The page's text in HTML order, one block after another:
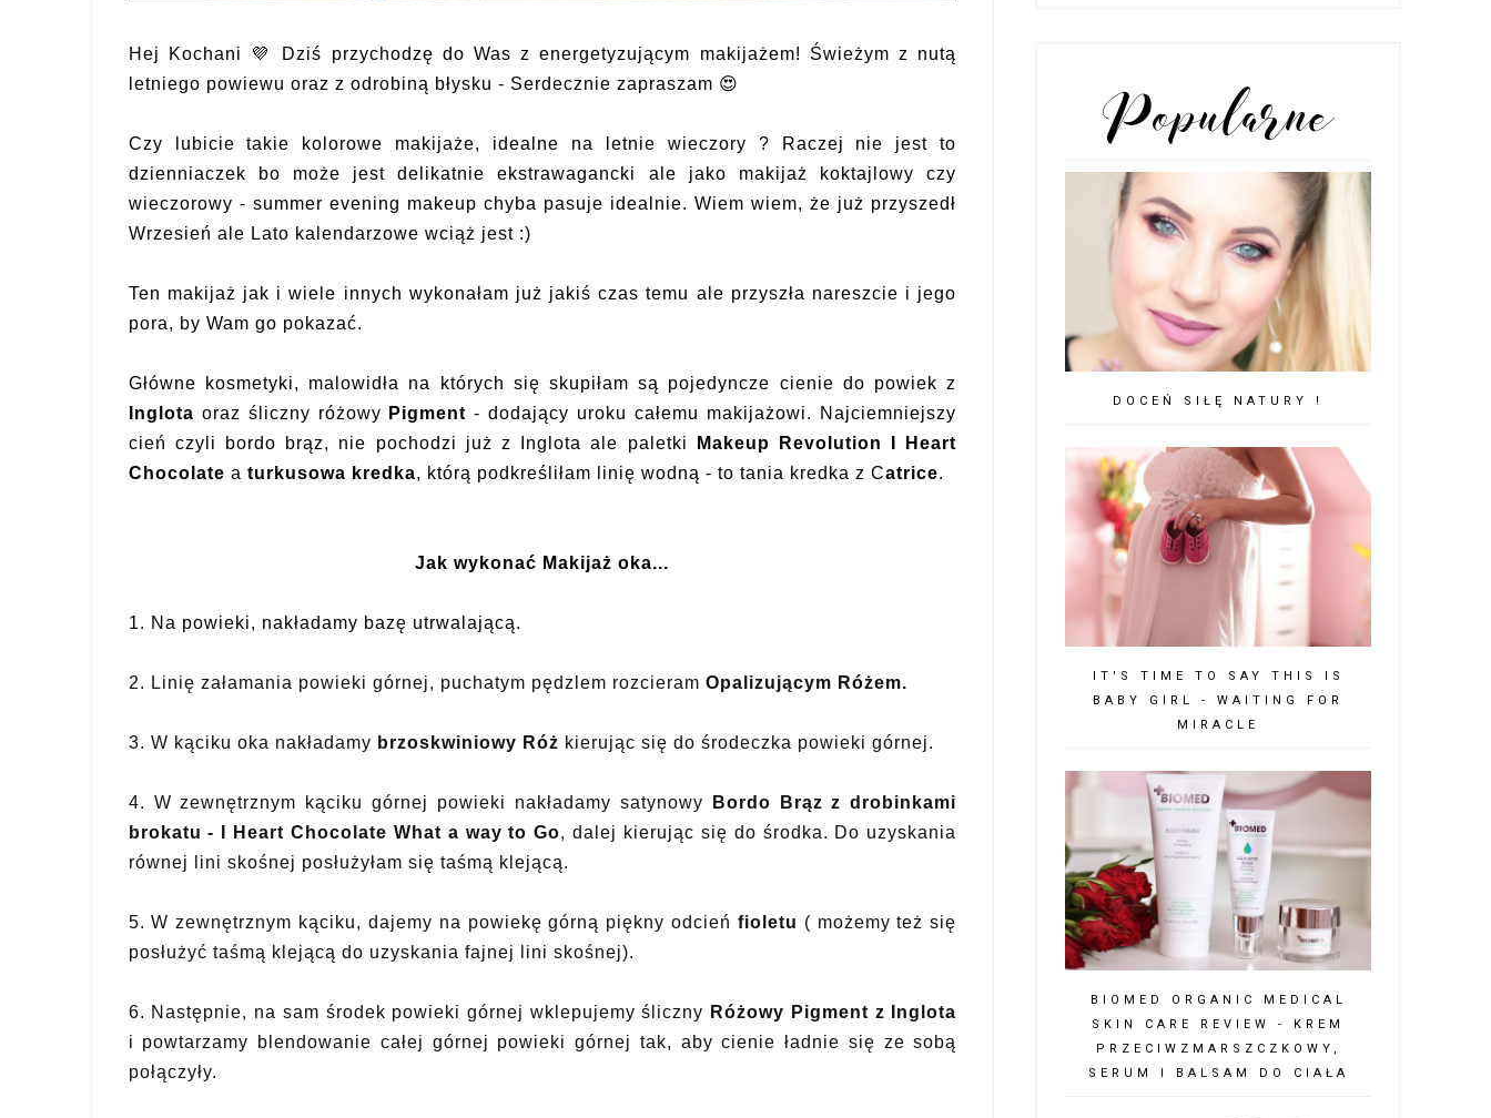
Hej Kochani 💜 Dziś przychodzę do Was z energetyzującym makijażem! Świeżym z nutą
letniego powiewu oraz z odrobiną błysku - Serdecznie zapraszam 😍
Czy lubicie takie kolorowe makijaże, idealne na letnie wieczory ? Raczej nie jest to
dzienniaczek bo może jest delikatnie ekstrawagancki ale jako makijaż koktajlowy czy
wieczorowy - summer evening makeup chyba pasuje idealnie. Wiem wiem, że już przyszedł
Wrzesień ale Lato kalendarzowe wciąż jest :)
Ten makijaż jak i wiele innych wykonałam już jakiś czas temu ale przyszła nareszcie i jego
pora, by Wam go pokazać.
Główne kosmetyki, malowidła na których się skupiłam są pojedyncze cienie do powiek z
Inglota oraz śliczny różowy Pigment - dodający uroku całemu makijażowi. Najciemniejszy
cień czyli bordo brąz, nie pochodzi już z Inglota ale paletki
Makeup Revolution
I Heart
Chocolate a turkusowa kredka, którą podkreśliłam linię wodną - to tania kredka z Catrice.
Jak wykonać Makijaż oka...
1. Na powieki, nakładamy bazę utrwalającą.
2. Linię załamania powieki górnej, puchatym pędzlem rozcieram Opalizującym Różem.
3. W kąciku oka nakładamy brzoskwiniowy Róż kierując się do środeczka powieki górnej.
4. W zewnętrznym kąciku górnej powieki nakładamy satynowy Bordo Brąz z drobinkami
brokatu - I Heart Chocolate What a way to Go,dalej kierując się do środka. Do uzyskania
równej lini skośnej posłużyłam się taśmą klejącą.
5. W zewnętrznym kąciku, dajemy na powiekę górną piękny odcień fioletu ( możemy też się
posłużyć taśmą klejącą do uzyskania fajnej lini skośnej).
6. Następnie, na sam środek powieki górnej wklepujemy śliczny Różowy Pigment z Inglota
i powtarzamy blendowanie całej górnej powieki górnej tak, aby cienie ładnie się ze sobą
połączyły.
POPULARNE POSTY
DOCEŃ SIŁĘ NATURY !
IT'S TIME TO SAY THIS IS
BABY GIRL - WAITING FOR
MIRACLE
BIOMED ORGANIC MEDICAL
SKIN CARE REVIEW - KREM
PRZECIWZMARSZCZKOWY,
SERUM I BALSAM DO CIAŁA